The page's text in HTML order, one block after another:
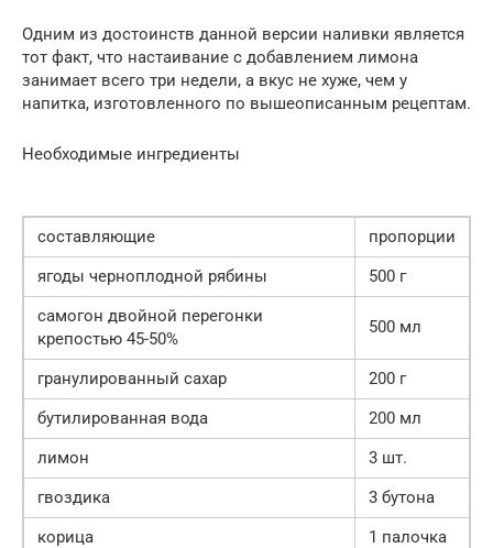
Одним из достоинств данной версии наливки является
тот факт, что настаивание с добавлением лимона
занимает всего три недели, а вкус не хуже, чем у
напитка, изготовленного по вышеописанным рецептам.
Необходимые ингредиенты
составляющие
пропорции
ягоды черноплодной рябины
500 г
самогон двойной перегонки
крепостью 45-50%
500 мл
гранулированный сахар
200 г
бутилированная вода
200 мл
лимон
3 шт.
гвоздика
3 бутона
корица
1 палочка